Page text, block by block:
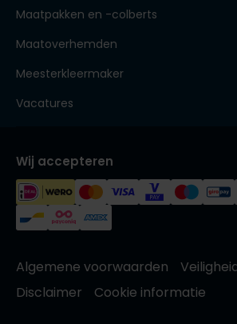
Maatpakken en -colberts
Maatoverhemden
Meesterkleermaker
Vacatures
Wij accepteren
Algemene voorwaarden
Disclaimer
Cookie informatie